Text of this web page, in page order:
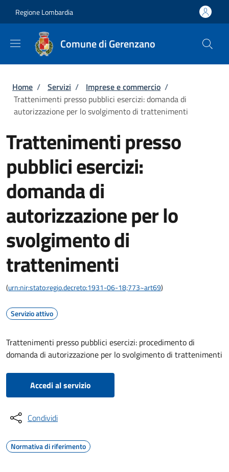
Regione Lombardia
Comune di Gerenzano
Briciole di pane
Home / Servizi / Imprese e commercio /
Trattenimenti presso pubblici esercizi: domanda di
autorizzazione per lo svolgimento di trattenimenti
Trattenimenti presso
pubblici esercizi:
domanda di
autorizzazione per lo
svolgimento di
trattenimenti
(urn:nir:stato:regio.decreto:1931-06-18;773~art69)
Servizio attivo
Trattenimenti presso pubblici esercizi: procedimento di
domanda di autorizzazione per lo svolgimento di trattenimenti
Accedi al servizio
Condividi
Normativa di riferimento